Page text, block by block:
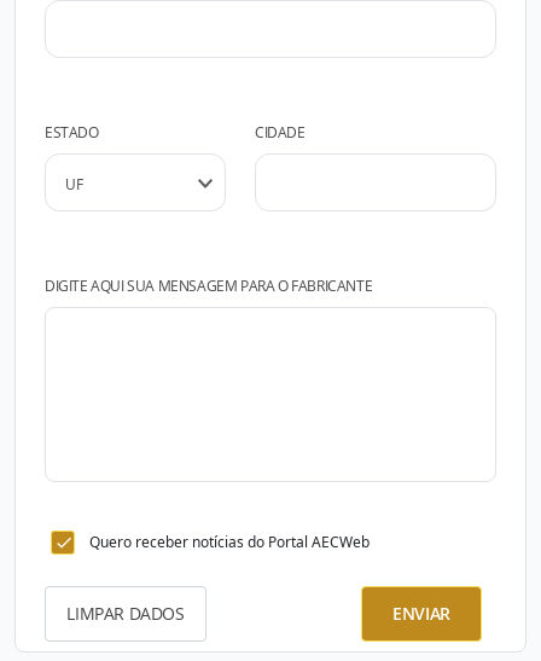
ESTADO CIDADE
DIGITE AQUI SUA MENSAGEM PARA O FABRICANTE
Quero receber notícias do Portal AECWeb
LIMPAR DADOS ENVIAR